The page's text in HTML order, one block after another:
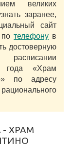
великих
заранее,
сайт
потелефону в
достоверную
года «Храм
по адресу
- ХРАМ